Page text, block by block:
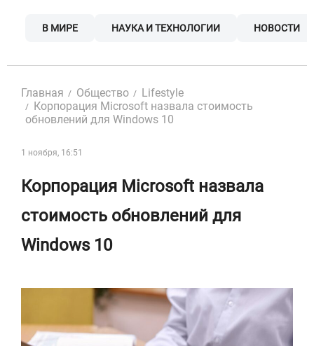
В МИРЕ НАУКА И ТЕХНОЛОГИИ НОВОСТИ
Главная Общество
Lifestyle
Корпорация Microsoft назвала стоимость
обновлений для Windows 10
1 ноября, 16:51
Корпорация Microsoft назвала
стоимость обновлений для
Windows 10